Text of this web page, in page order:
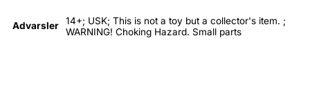
Advarsler
14+; USK; This is not a toy but a collector's item. ;
WARNING! Choking Hazard. Small parts